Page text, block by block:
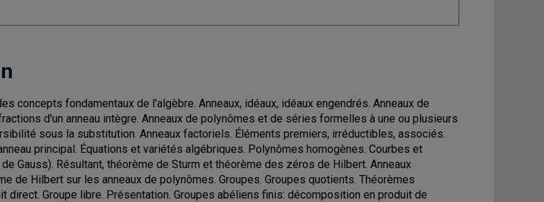
concepts fondamentaux de l'algèbre. Anneaux, idéaux, idéaux engendrés. Anneaux de
d'un anneau intègre. Anneaux de polynômes et de séries formelles à une ou plusieurs
sous la substitution. Anneaux factoriels. Éléments premiers, irréductibles, associés.
principal. Équations et variétés algébriques. Polynômes homogènes. Courbes et
Gauss). Résultant, théorème de Sturm et théorème des zéros de Hilbert. Anneaux
de Hilbert sur les anneaux de polynômes. Groupes. Groupes quotients. Théorèmes
direct. Groupe libre. Présentation. Groupes abéliens finis: décomposition en produit de